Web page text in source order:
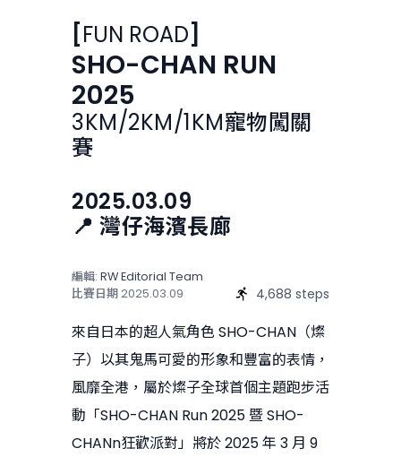
[FUN ROAD]
SHO-CHAN RUN
2025
3KM/2KM/1KM寵物闖關
賽
2025.03.09
📍 灣仔海濱長廊
編輯: RW Editorial Team
比賽日期2025.03.09 4,688 steps
來自日本的超人氣角色 SHO-CHAN（燦
子）以其鬼馬可愛的形象和豐富的表情，
風靡全港，屬於燦子全球首個主題跑步活
動「SHO-CHAN Run 2025 暨 SHO-
CHANn狂歡派對」將於 2025 年 3 月 9